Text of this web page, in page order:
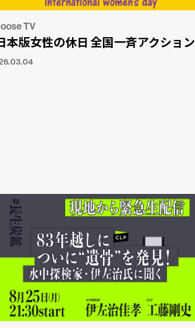
TV
本版女性の休日 全国一斉アクション